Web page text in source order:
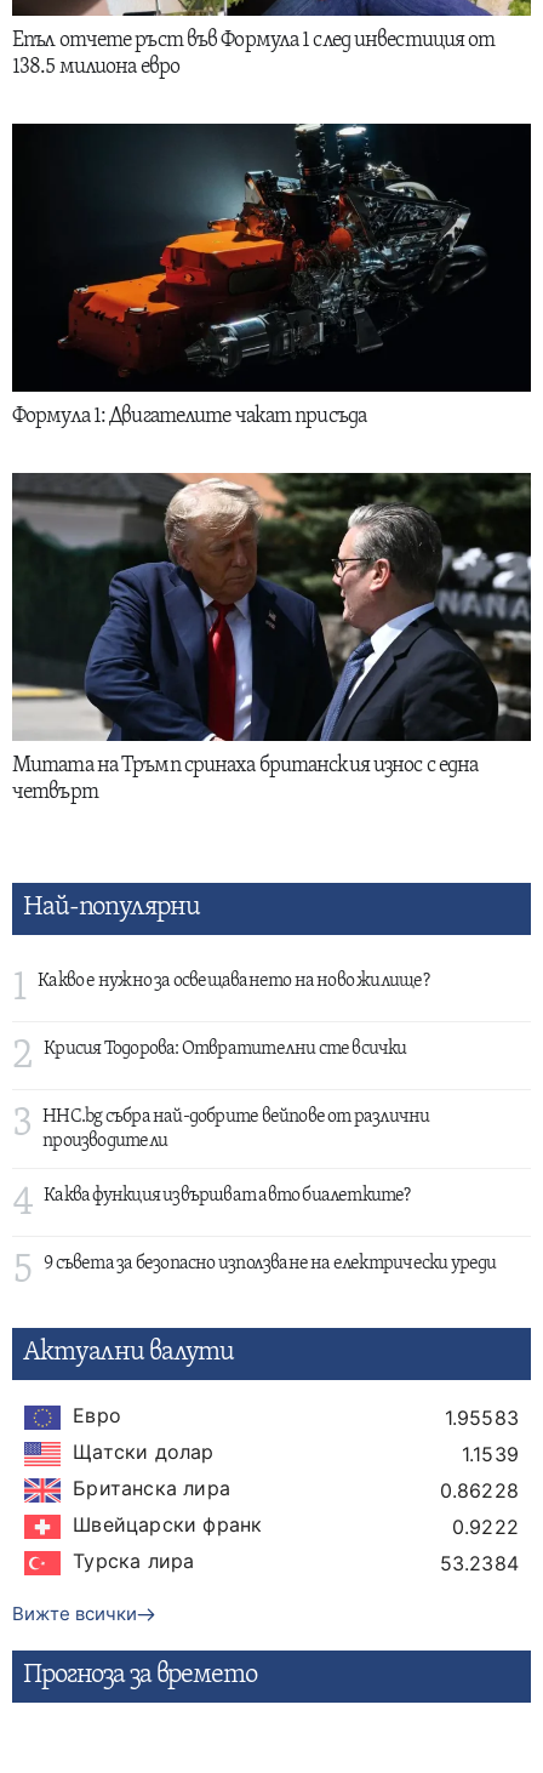
Епъл отчете ръст във Формула 1 след инвестиция от
138.5 милиона евро
Формула 1: Двигателите чакат присъда
Митата на Тръмп сринаха британския износ с една
четвърт
Най-популярни
1 Какво е нужно за освещаването на ново жилище?
2 Крисия Тодорова: Отвратителни сте всички
3
HHC.bg събра най-добрите вейпове от различни
производители
4 Каква функция извършват авто биалетките?
5 9 съвета за безопасно използване на електрически уреди
Актуални валути
Евро
1.95583
Щатски долар
1.1539
Британска лира
0.86228
Швейцарски франк
0.9222
Турска лира
53.2384
Вижте всички
Прогнозa за времето